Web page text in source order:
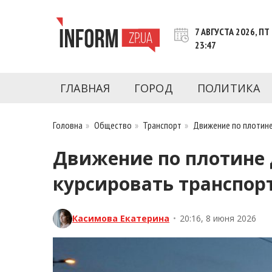
INFORM.ZP.UA – это информационный
последние новости Запорожья и
7 АВГУСТА 2026, ПТ
23:47
ГЛАВНАЯ ГОРОД ПОЛИТИКА
Головна » Общество » Транспорт » Движение по
Движение по плотине
курсировать
Касимова Екатерина • 20:16, 8 июня 2026